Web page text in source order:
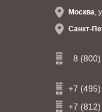
Москва,
Санкт-
8
+7
+7